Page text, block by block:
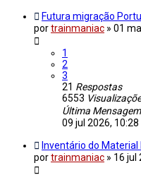
Futura migração
portrainmaniac » 01
1
2
3
21 Respostas
6553
Última Mensagem
09 jul 2026, 10:28
Inventário do
portrainmaniac » 16 jul